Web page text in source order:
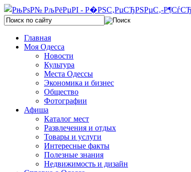
Главная
Моя Одесса
Новости
Культура
Места Одессы
Экономика и бизнес
Общество
Фотографии
Афиша
Каталог мест
Развлечения и отдых
Товары и услуги
Интересные факты
Полезные знания
Недвижимость и дизайн